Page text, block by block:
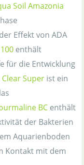
Soil Amazonia
Effekt von ADA
enthält
für die Entwicklung
Clear Super ist ein
BC enthält
der Bakterien
Aquarienboden
Kontakt mit dem